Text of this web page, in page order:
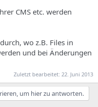
CMS etc. werden
wo z.B. Files in
und bei Änderungen
Zuletzt bearbeitet: 22. Juni 2013
um hier zu antworten.